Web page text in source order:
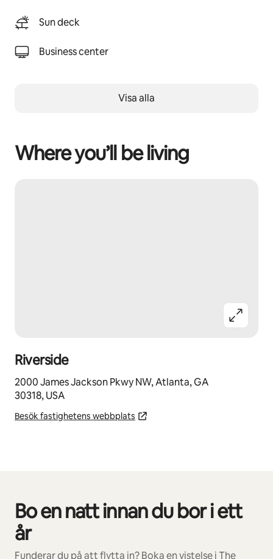
Sun deck
Business center
Visa alla
Where you’ll be living
Riverside
2000 James Jackson Pkwy NW, Atlanta, GA
30318, USA
Besök fastighetens webbplats
Bo en natt innan du bor i ett
år
Funderar du på att flytta in? Boka en vistelse i The
0 av 0 objekt visas